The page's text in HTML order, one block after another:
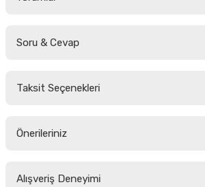
Soru & Cevap
Taksit Seçenekleri
Önerileriniz
yetersiz gördüğünüz noktaları öneri formunu
Alışveriş Deneyimi